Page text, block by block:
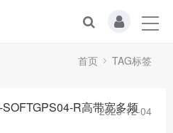
首页 TAG标签
SOFTGPS04-R高带宽多频
2023-12-04